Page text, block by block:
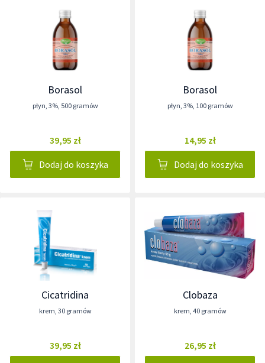
Borasol
płyn, 3%, 500 gramów
39,95 zł
Dodaj do koszyka
Borasol
płyn, 3%, 100 gramów
14,95 zł
Dodaj do koszyka
Cicatridina
krem, 30 gramów
39,95 zł
Clobaza
krem, 40 gramów
26,95 zł